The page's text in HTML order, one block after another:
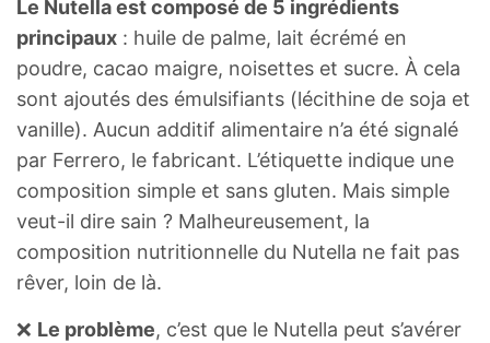
Le Nutella est composé de 5 ingrédients
principaux : huile de palme, lait écrémé en
poudre, cacao maigre, noisettes et sucre. À cela
sont ajoutés des émulsifiants (lécithine de soja et
vanille). Aucun additif alimentaire n’a été signalé
par Ferrero, le fabricant. L’étiquette indique une
composition simple et sans gluten. Mais simple
veut-il dire sain ? Malheureusement, la
composition nutritionnelle du Nutella ne fait pas
rêver, loin de là.
❌ Le problème, c’est que le Nutella peut s’avérer